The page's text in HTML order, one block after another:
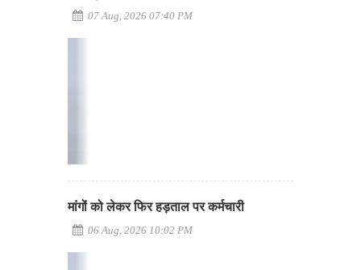
07 Aug, 2026 07:40 PM
मांगों को लेकर फिर हड़ताल पर कर्मचारी
06 Aug, 2026 10:02 PM